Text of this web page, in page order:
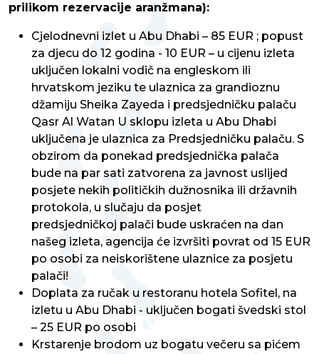
prilikom rezervacije aranžmana):
Cjelodnevni izlet u Abu Dhabi – 85 EUR ; popust
za djecu do 12 godina - 10 EUR – u cijenu izleta
uključen lokalni vodič na engleskom ili
hrvatskom jeziku te ulaznica za grandioznu
džamiju Sheika Zayeda i predsjedničku palaču
Qasr Al Watan U sklopu izleta u Abu Dhabi
uključena je ulaznica za Predsjedničku palaču. S
obzirom da ponekad predsjednička palača
bude na par sati zatvorena za javnost uslijed
posjete nekih političkih dužnosnika ili državnih
protokola, u slučaju da posjet
predsjedničkoj palači bude uskraćen na dan
našeg izleta, agencija će izvršiti povrat od 15 EUR
po osobi za neiskorištene ulaznice za posjetu
palači!
Doplata za ručak u restoranu hotela Sofitel, na
izletu u Abu Dhabi - uključen bogati švedski stol
– 25 EUR po osobi
Krstarenje brodom uz bogatu večeru sa pićem